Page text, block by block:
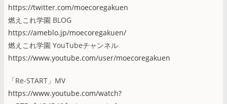
https://twitter.com/moecoregakuen
燃えこれ学園 BLOG
https://ameblo.jp/moecoregakuen/
燃えこれ学園 YouTubeチャンネル
https://www.youtube.com/user/moecoregakuen
「Re-START」MV
https://www.youtube.com/watch?